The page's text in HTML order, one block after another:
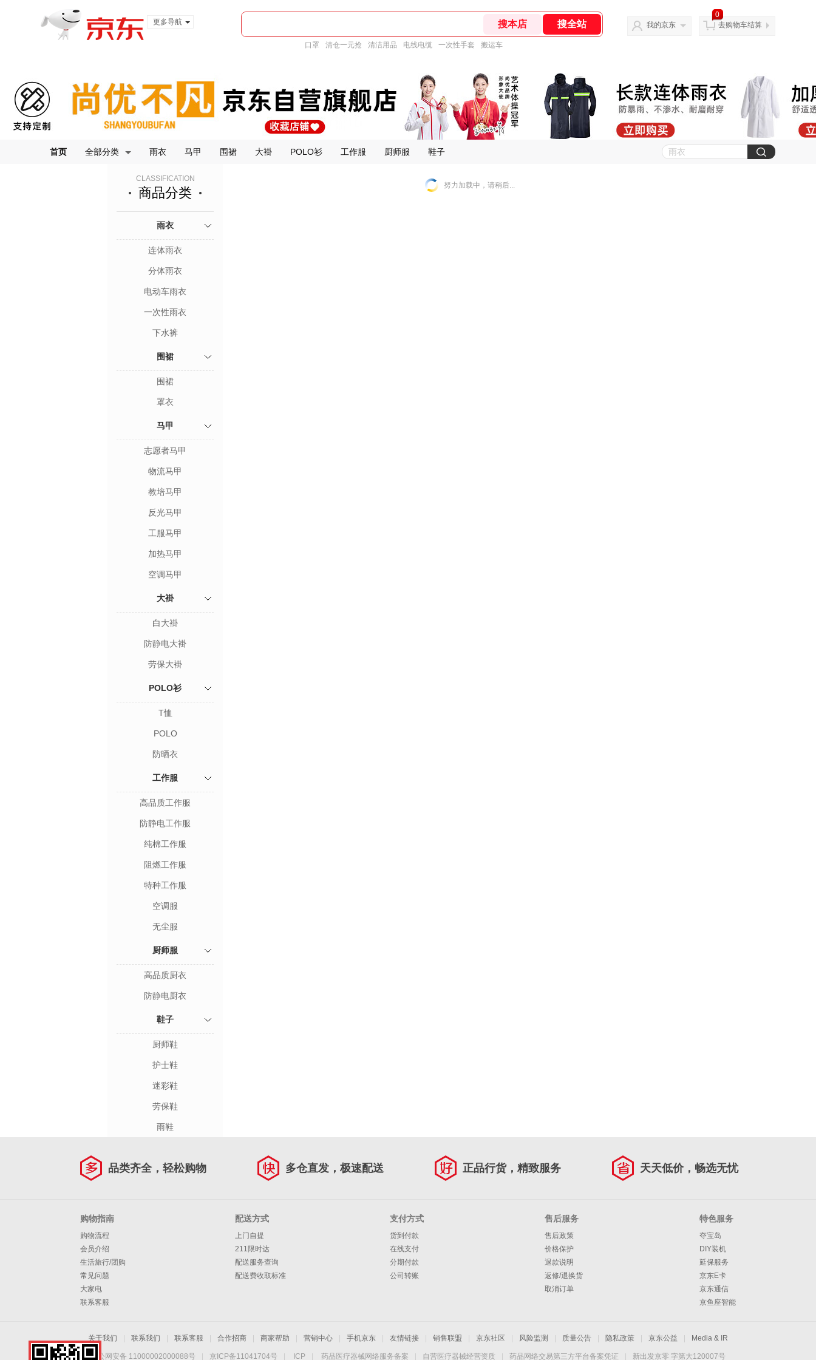
更多导航
口罩 清仓一元抢 清洁用品 电线电缆 一次性手套 搬运车
我的京东
0
去购物车结算
首页 全部分类 雨衣 马甲 围裙 大褂 POLO衫 工作服 厨师服 鞋子
CLASSIFICATION
商品分类
雨衣
连体雨衣
分体雨衣
电动车雨衣
一次性雨衣
下水裤
围裙
围裙
罩衣
马甲
志愿者马甲
物流马甲
教培马甲
反光马甲
工服马甲
加热马甲
空调马甲
大褂
白大褂
防静电大褂
劳保大褂
POLO衫
T恤
POLO
防晒衣
工作服
高品质工作服
防静电工作服
纯棉工作服
阻燃工作服
特种工作服
空调服
无尘服
厨师服
高品质厨衣
防静电厨衣
鞋子
厨师鞋
护士鞋
迷彩鞋
劳保鞋
雨鞋
努力加载中，请稍后...
品类齐全，轻松购物 多仓直发，极速配送 正品行货，精致服务 天天低价，畅选无忧
购物指南
购物流程
会员介绍
生活旅行/团购
常见问题
大家电
联系客服
配送方式
上门自提
211限时达
配送服务查询
配送费收取标准
支付方式
货到付款
在线支付
分期付款
公司转账
售后服务
售后政策
价格保护
退款说明
返修/退换货
取消订单
特色服务
夺宝岛
DIY装机
延保服务
京东E卡
京东通信
京鱼座智能
关于我们 联系我们 联系客服 合作招商 商家帮助 营销中心 手机京东 友情链接 销售联盟 京东社区 风险监测 质量公告 隐私政策 京东公益 Media & IR
京公网安备 11000002000088号 京ICP备11041704号 ICP 药品医疗器械网络服务备案 自营医疗器械经营资质 药品网络交易第三方平台备案凭证 新出发京零 字第大120007号